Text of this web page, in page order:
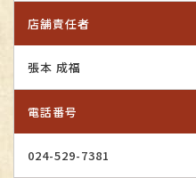
店舗責任者
張本 成福
電話番号
024-529-7381